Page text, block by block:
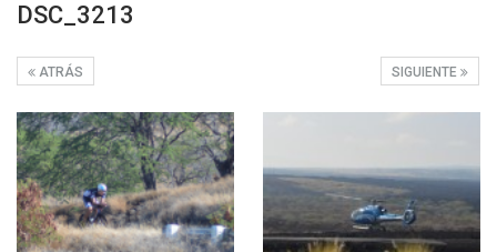
DSC_3213
SIGUIENTE
ATRÁS